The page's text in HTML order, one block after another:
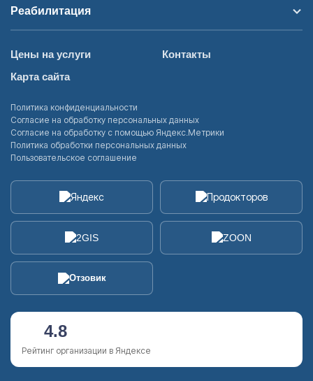
Реабилитация
Цены на услуги
Контакты
Карта сайта
Политика конфиденциальности
Согласие на обработку персональных данных
Согласие на обработку с помощью Яндекс.Метрики
Политика обработки персональных данных
Пользовательское соглашение
4.8
Рейтинг организации в Яндексе